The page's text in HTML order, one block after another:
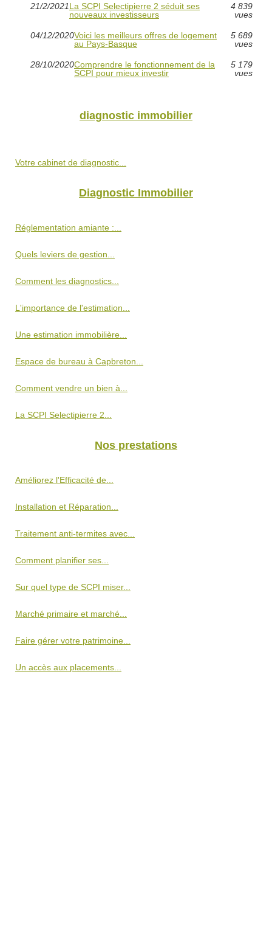
21/2/2021La SCPI Selectipierre 2 séduit ses
nouveaux investisseurs
4 839
vues
04/12/2020Voici les meilleurs offres de logement
au Pays-Basque
5 689
vues
28/10/2020Comprendre le fonctionnement de la
SCPI pour mieux investir
5 179
vues
diagnostic immobilier
Votre cabinet de diagnostic...
Diagnostic Immobilier
Réglementation amiante :...
Quels leviers de gestion...
Comment les diagnostics...
L'importance de l'estimation...
Une estimation immobilière...
Espace de bureau à Capbreton...
Comment vendre un bien à...
La SCPI Selectipierre 2...
Nos prestations
Améliorez l'Efficacité de...
Installation et Réparation...
Traitement anti-termites avec...
Comment planifier ses...
Sur quel type de SCPI miser...
Marché primaire et marché...
Faire gérer votre patrimoine...
Un accès aux placements...